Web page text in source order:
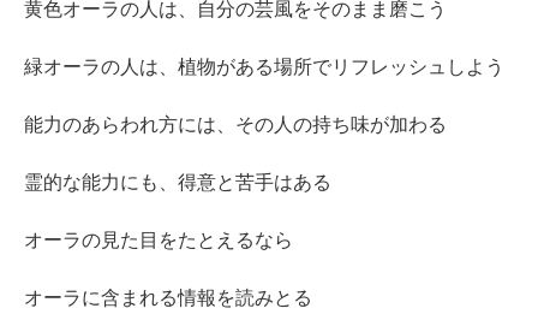
黄色オーラの人は、自分の芸風をそのまま磨こう
緑オーラの人は、植物がある場所でリフレッシュしよう
能力のあらわれ方には、その人の持ち味が加わる
霊的な能力にも、得意と苦手はある
オーラの見た目をたとえるなら
オーラに含まれる情報を読みとる